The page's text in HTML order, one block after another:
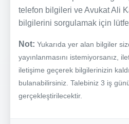
telefon bilgileri ve Avukat Ali
bilgilerini sorgulamak için
Not: Yukarıda yer alan bilgiler
yayınlanmasını istemiyorsanız,
iletişime geçerek bilgilerinizin
bulanabilirsiniz. Talebiniz 3 iş
gerçekleştirilecektir.